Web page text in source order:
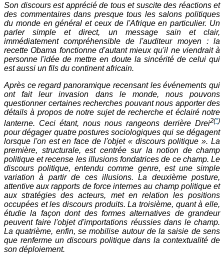
Son discours est apprécié de tous et suscite des réactions et
des commentaires dans presque tous les salons politiques
du monde en général et ceux de l'Afrique en particulier. Un
parler simple et direct, un message sain et clair,
immédiatement compréhensible de l'auditeur moyen : la
recette Obama fonctionne d'autant mieux qu'il ne viendrait à
personne l'idée de mettre en doute la sincérité de celui qui
est aussi un fils du continent africain.
Après ce regard panoramique recensant les événements qui
ont fait leur invasion dans le monde, nous pouvons
questionner certaines recherches pouvant nous apporter des
détails à propos de notre sujet de recherche et éclairé notre
lanterne. Ceci étant, nous nous rangeons derrière Drei2(*)
pour dégager quatre postures sociologiques qui se dégagent
lorsque l'on est en face de l'objet « discours politique ». La
première, structurale, est centrée sur la notion de champ
politique et recense les illusions fondatrices de ce champ. Le
discours politique, entendu comme genre, est une simple
variation à partir de ces illusions. La deuxième posture,
attentive aux rapports de force internes au champ politique et
aux stratégies des acteurs, met en relation les positions
occupées et les discours produits. La troisième, quant à elle,
étudie la façon dont des formes alternatives de grandeur
peuvent faire l'objet d'importations réussies dans le champ.
La quatrième, enfin, se mobilise autour de la saisie de sens
que renferme un discours politique dans la contextualité de
son déploiement.